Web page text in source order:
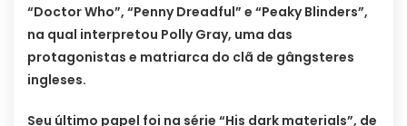
“Doctor Who”, “Penny Dreadful” e “Peaky Blinders”,
na qual interpretou Polly Gray, uma das
protagonistas e matriarca do clã de gângsteres
ingleses.
Seu último papel foi na série “His dark materials”, de